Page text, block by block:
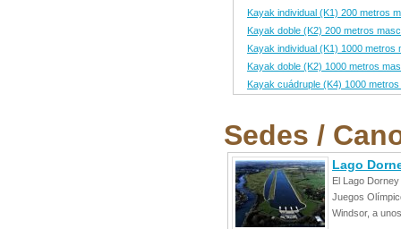
Kayak individual (K1) 200 metros
Kayak doble (K2) 200 metros
Kayak individual (K1) 1000 metros
Kayak doble (K2) 1000 metros
Kayak cuádruple (K4) 1000
Sedes /
Lago
El Lago
Juegos
Windsor, a